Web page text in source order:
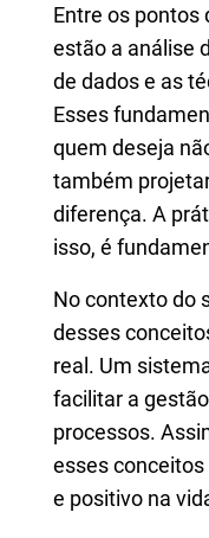
Entre os pontos
estão a análise
de dados e as
Esses
quem deseja
também
diferença. A
isso, é
No contexto do
desses
real. Um
facilitar a
processos.
esses
e positivo na